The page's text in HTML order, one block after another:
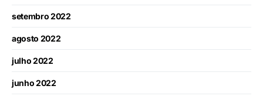
setembro 2022
agosto 2022
julho 2022
junho 2022